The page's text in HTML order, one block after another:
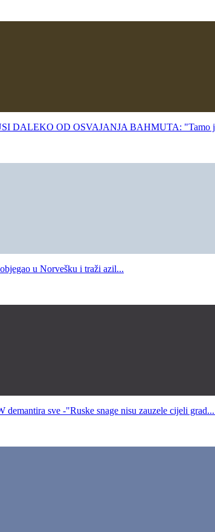
DALEKO OD OSVAJANJA BAHMUTA: "Tamo
u Norvešku i traži azil...
sve -"Ruske snage nisu zauzele cijeli